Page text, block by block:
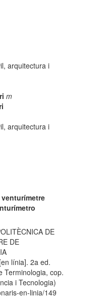
arquitectura i
m
arquitectura i
venturímetre
DE
DE
línia]. 2a ed.
Terminologia, cop.
i Tecnologia)
en-linia/149